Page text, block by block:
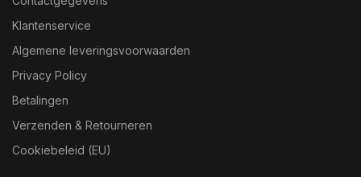
Klantenservice
Algemene leveringsvoorwaarden
Privacy Policy
Betalingen
Verzenden & Retourneren
Cookiebeleid (EU)